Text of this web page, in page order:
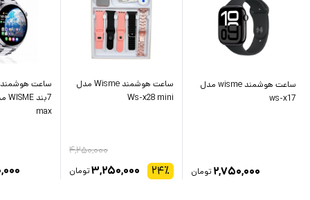
ساعت هوشمند wisme مدل
ws-x17
۲,۷۵۰,۰۰۰ تومان
ساعت هوشمند Wisme مدل
Ws-x28 mini
۲۴٪
۴,۲۵۰,۰۰۰
۳,۲۵۰,۰۰۰تومان
ساعت
max